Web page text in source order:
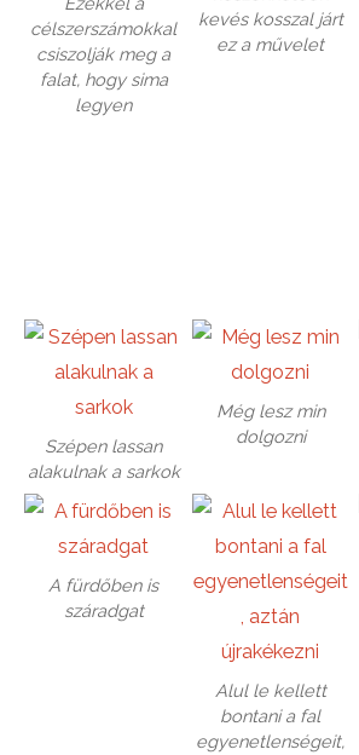
célszerszámokkal
csiszolják meg a
falat, hogy sima
legyen
kevés kosszal járt
ez a művelet
Szépen lassan
alakulnak a sarkok
Még lesz min
dolgozni
A fürdőben is
száradgat
Alul le kellett
bontani a fal
egyenetlenségeit,